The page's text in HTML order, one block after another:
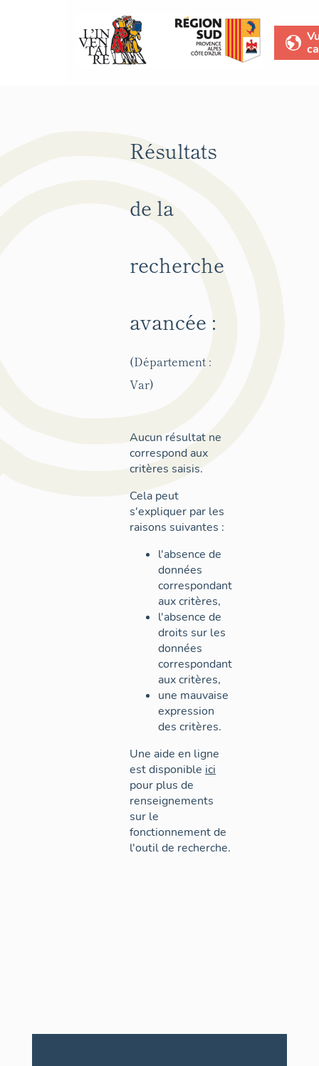
Résultats
de la
recherche
avancée :
(Département :
Var)
Aucun résultat ne
correspond aux
critères saisis.
Cela peut
s'expliquer par les
raisons suivantes :
l'absence de
données
correspondant
aux critères,
l'absence de
droits sur les
données
correspondant
aux critères,
une mauvaise
expression
des critères.
Une aide en ligne
est disponible ici
pour plus de
renseignements
sur le
fonctionnement de
l'outil de recherche.